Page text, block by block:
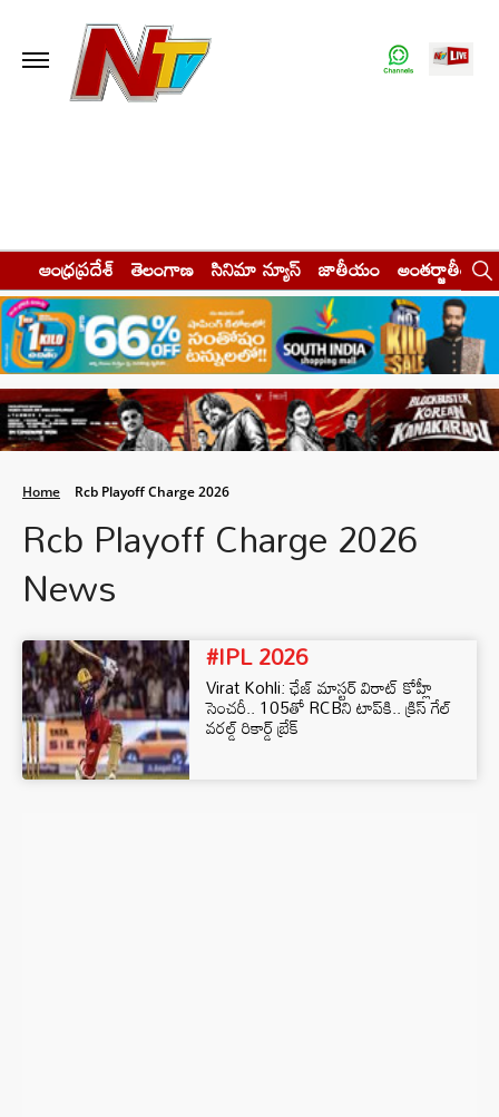
ఆంధ్రప్రదేశ్ తెలంగాణ సినిమా న్యూస్ జాతీయం అంతర్జాతీయం
Home Rcb Playoff Charge 2026
Rcb Playoff Charge 2026
News
#IPL 2026
Virat Kohli: ఛేజ్ మాస్టర్ విరాట్ కోహ్లీ
సెంచరీ.. 105తో RCBని టాప్‌కి.. క్రిస్ గేల్
వరల్డ్ రికార్డ్ బ్రేక్